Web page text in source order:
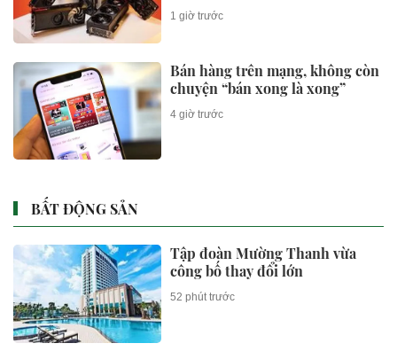
1 giờ trước
Bán hàng trên mạng, không còn
chuyện “bán xong là xong”
4 giờ trước
BẤT ĐỘNG SẢN
Tập đoàn Mường Thanh vừa
công bố thay đổi lớn
52 phút trước